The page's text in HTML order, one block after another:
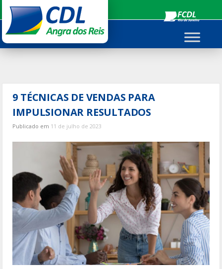
para
conteúdo
9 TÉCNICAS DE VENDAS PARA
IMPULSIONAR RESULTADOS
Publicado em 11 de julho de 2023